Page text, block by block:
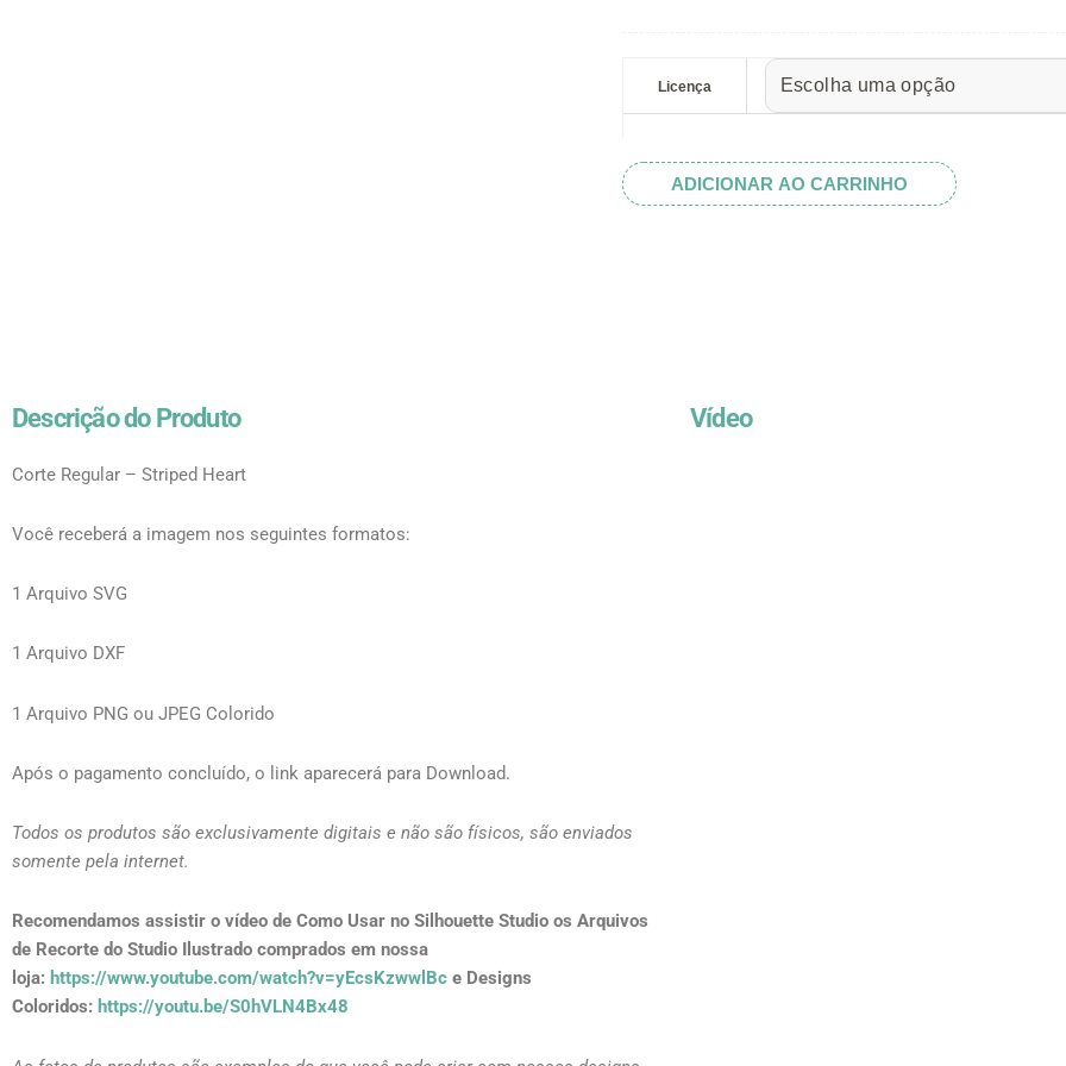
através
R$ 32.82
Licença
ADICIONAR AO CARRINHO
Descrição do Produto
Corte Regular – Striped Heart
Você receberá a imagem nos seguintes formatos:
1 Arquivo SVG
1 Arquivo DXF
1 Arquivo PNG ou JPEG Colorido
Após o pagamento concluído, o link aparecerá para Download.
Todos os produtos são exclusivamente digitais e não são físicos, são enviados
somente pela internet.
Recomendamos assistir o vídeo de Como Usar no Silhouette Studio os Arquivos
de Recorte do Studio Ilustrado comprados em nossa
loja: https://www.youtube.com/watch?v=yEcsKzwwlBc e Designs
Coloridos: https://youtu.be/S0hVLN4Bx48
Vídeo